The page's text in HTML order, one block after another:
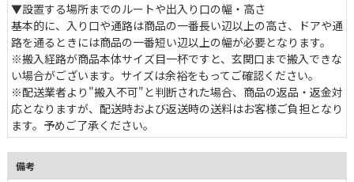
▼設置する場所までのルートや出入り口の幅・高さ
基本的に、入り口や通路は商品の一番長い辺以上の高さ、ドアや通
路を通るときには商品の一番短い辺以上の幅が必要となります。
※搬入経路が商品本体サイズ目一杯ですと、玄関口まで搬入できな
い場合がございます。サイズは余裕をもってご確認ください。
※配送業者より"搬入不可"と判断された場合、商品の返品・返金対
応となりますが、配送時および返送時の送料はお客様ご負担となり
ます。予めご了承ください。
備考